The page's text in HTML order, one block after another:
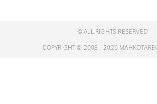
© ALL RIGHTS RESERVED
COPYRIGHT © 2008 - 2026